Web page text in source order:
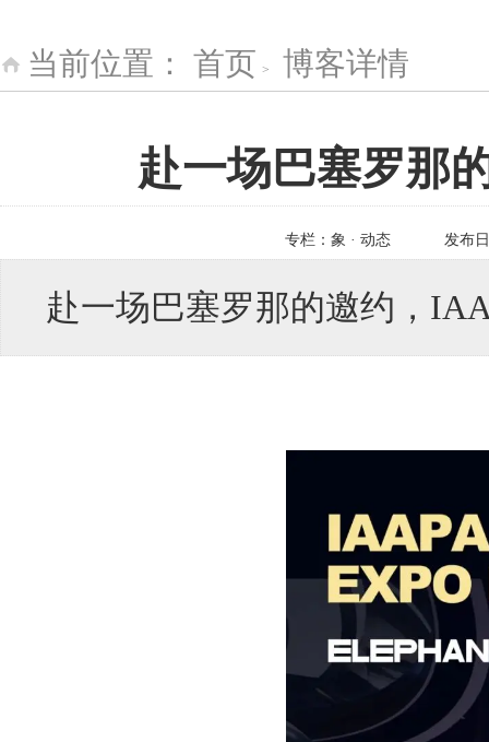
当前位置： 首页 > 博客详情
赴一场巴塞罗那
专栏： 象 · 动态 发布
赴一场巴塞罗那的邀约，